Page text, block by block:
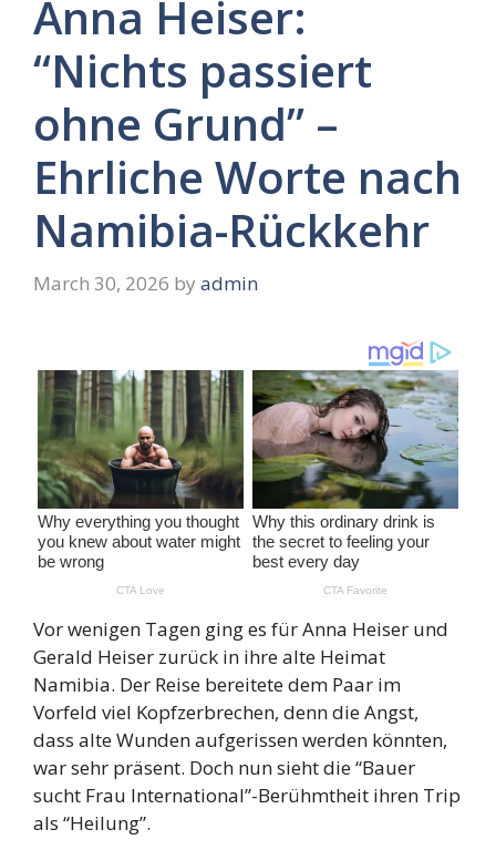
Anna Heiser:
“Nichts passiert
ohne Grund” –
Ehrliche Worte nach
Namibia-Rückkehr
March 30, 2026 by admin
Vor wenigen Tagen ging es für Anna Heiser und
Gerald Heiser zurück in ihre alte Heimat
Namibia. Der Reise bereitete dem Paar im
Vorfeld viel Kopfzerbrechen, denn die Angst,
dass alte Wunden aufgerissen werden könnten,
war sehr präsent. Doch nun sieht die “Bauer
sucht Frau International”-Berühmtheit ihren Trip
als “Heilung”.